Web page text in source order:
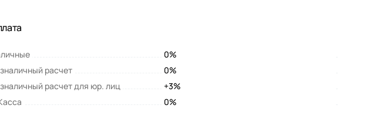
0%
расчет
0%
расчет для юр. лиц
+3%
0%